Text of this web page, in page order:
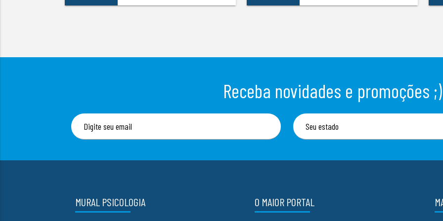
Receba novidades e promoções ;)
MURAL PSICOLOGIA O MAIOR PORTAL